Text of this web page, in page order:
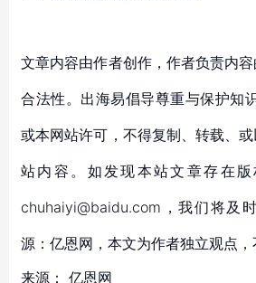
文章内容由作者创作，作者负责内
合法性。出海易倡导尊重与保护知
或本网站许可，不得复制、转载、
站内容。如发现本站文章存在
chuhaiyi@baidu.com，我们将及
源：亿恩网，本文为作者独立观点，
来源： 亿恩网